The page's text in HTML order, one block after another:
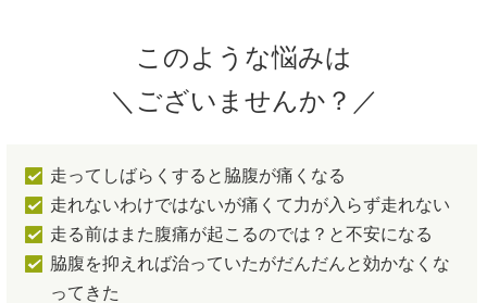
このような悩みは
＼ございませんか？／
走ってしばらくすると脇腹が痛くなる
走れないわけではないが痛くて力が入らず走れない
走る前はまた腹痛が起こるのでは？と不安になる
脇腹を抑えれば治っていたがだんだんと効かなくな
ってきた